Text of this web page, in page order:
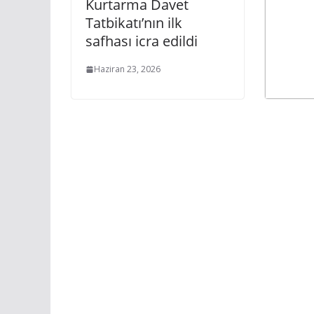
Kurtarma Davet
Tatbikatı’nın ilk
safhası icra edildi
Haziran 23, 2026